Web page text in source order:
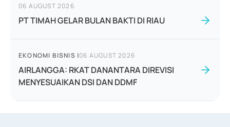
06 AUGUST 2026
PT TIMAH GELAR BULAN BAKTI DI RIAU
EKONOMI BISNIS |06 AUGUST 2026
AIRLANGGA: RKAT DANANTARA DIREVISI
MENYESUAIKAN DSI DAN DDMF